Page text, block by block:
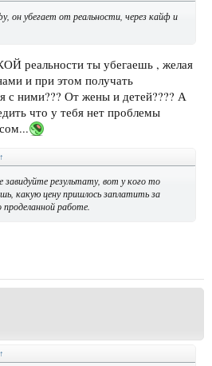
он убегает от реальности, через кайф и
реальности ты убегаешь , желая
и при этом получать
с ними??? От жены и детей???? А
что у тебя нет проблемы
↑
результату, вот у кого то
какую цену пришлось заплатить за
работе.
↑